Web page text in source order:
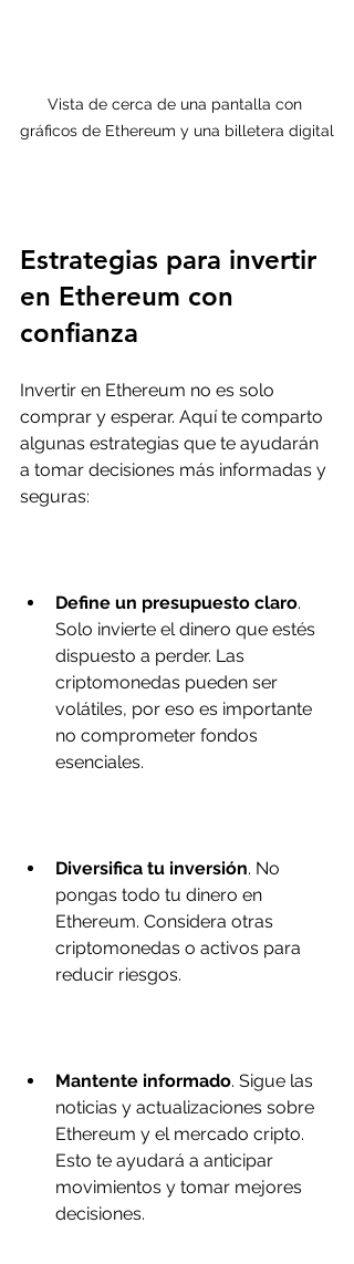
Vista de cerca de una pantalla con
gráficos de Ethereum y una billetera digital
Estrategias para invertir
en Ethereum con
confianza
Invertir en Ethereum no es solo
comprar y esperar. Aquí te comparto
algunas estrategias que te ayudarán
a tomar decisiones más informadas y
seguras:
Define un presupuesto claro.
Solo invierte el dinero que estés
dispuesto a perder. Las
criptomonedas pueden ser
volátiles, por eso es importante
no comprometer fondos
esenciales.
Diversifica tu inversión. No
pongas todo tu dinero en
Ethereum. Considera otras
criptomonedas o activos para
reducir riesgos.
Mantente informado. Sigue las
noticias y actualizaciones sobre
Ethereum y el mercado cripto.
Esto te ayudará a anticipar
movimientos y tomar mejores
decisiones.